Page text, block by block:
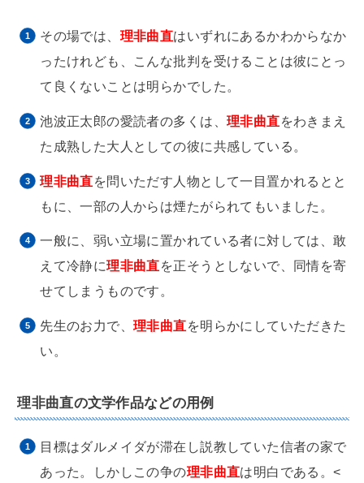
その場では、 理非曲直はいずれにあるかわからなか
ったけれども、こんな批判を受けることは彼にとっ
て良くないことは明らかでした。
池波正太郎の愛読者の多くは、 理非曲直をわきまえ
た成熟した大人としての彼に共感している。
理非曲直を問いただす人物として一目置かれるとと
もに、一部の人からは煙たがられてもいました。
一般に、弱い立場に置かれている者に対しては、敢
えて冷静に理非曲直を正そうとしないで、同情を寄
せてしまうものです。
先生のお力で、理非曲直を明らかにしていただきた
い。
理非曲直の文学作品などの用例
目標はダルメイダが滞在し説教していた信者の家で
あった。しかしこの争の理非曲直は明白である。<